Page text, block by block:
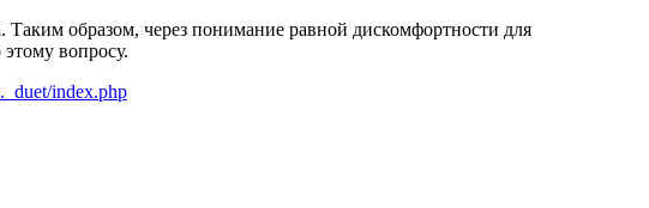
Таким образом, через понимание равной дискомфортности для
вопросу.
index.php